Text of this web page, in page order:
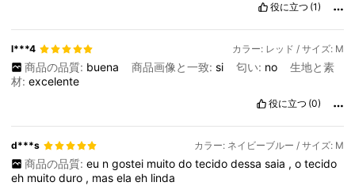
役に立つ (1)
l***4 カラー: レッド / サイズ: M
商品の品質: buena 商品画像と一致: si 匂い: no
生地と素
材:excelente
役に立つ (0)
d***s カラー: ネイビーブルー / サイズ: M
商品の品質: eu n gostei muito do tecido dessa saia , o tecido
eh muitoduro , maselaeh linda